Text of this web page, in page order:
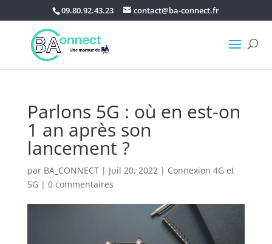
09.80.92.43.23 contact@ba-connect.fr
Parlons 5G : où en est-on
1 an après son
lancement ?
par BA_CONNECT| Juil 20, 2022| Connexion 4G et
5G | 0 commentaires